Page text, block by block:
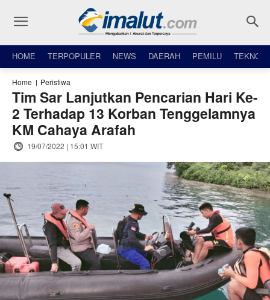
HOME TERPOPULER NEWS DAERAH PEMILU TEKNO
Home Peristiwa
Tim Sar Lanjutkan Pencarian Hari Ke-
2 Terhadap 13 Korban Tenggelamnya
KM Cahaya Arafah
19/07/2022 | 15:01 WIT